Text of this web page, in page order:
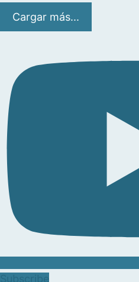
Cargar más...